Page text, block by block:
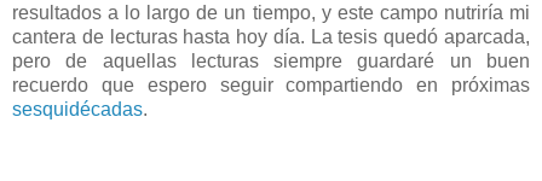
resultados a lo largo de un tiempo, y este campo nutriría mi
cantera de lecturas hasta hoy día. La tesis quedó aparcada,
pero de aquellas lecturas siempre guardaré un buen
recuerdo que espero seguir compartiendo en próximas
sesquidécadas.